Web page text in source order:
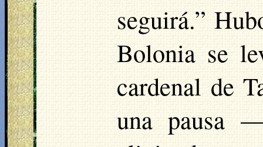
seguirá.”
Bolonia se
cardenal de
una pausa